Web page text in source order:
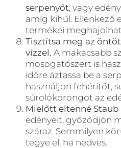
serpenyőt, vagy
amíg kihűl. Ellenkező
termékei
Tisztítsa meg az
vízzel. A makacsabb
mosogatószert is
időre áztassa be a
használjon fehérítőt,
súrolókorongot az
Mielőtt eltenné
edényeit, győződjön
száraz. Semmilyen
tegye el, ha nedves.